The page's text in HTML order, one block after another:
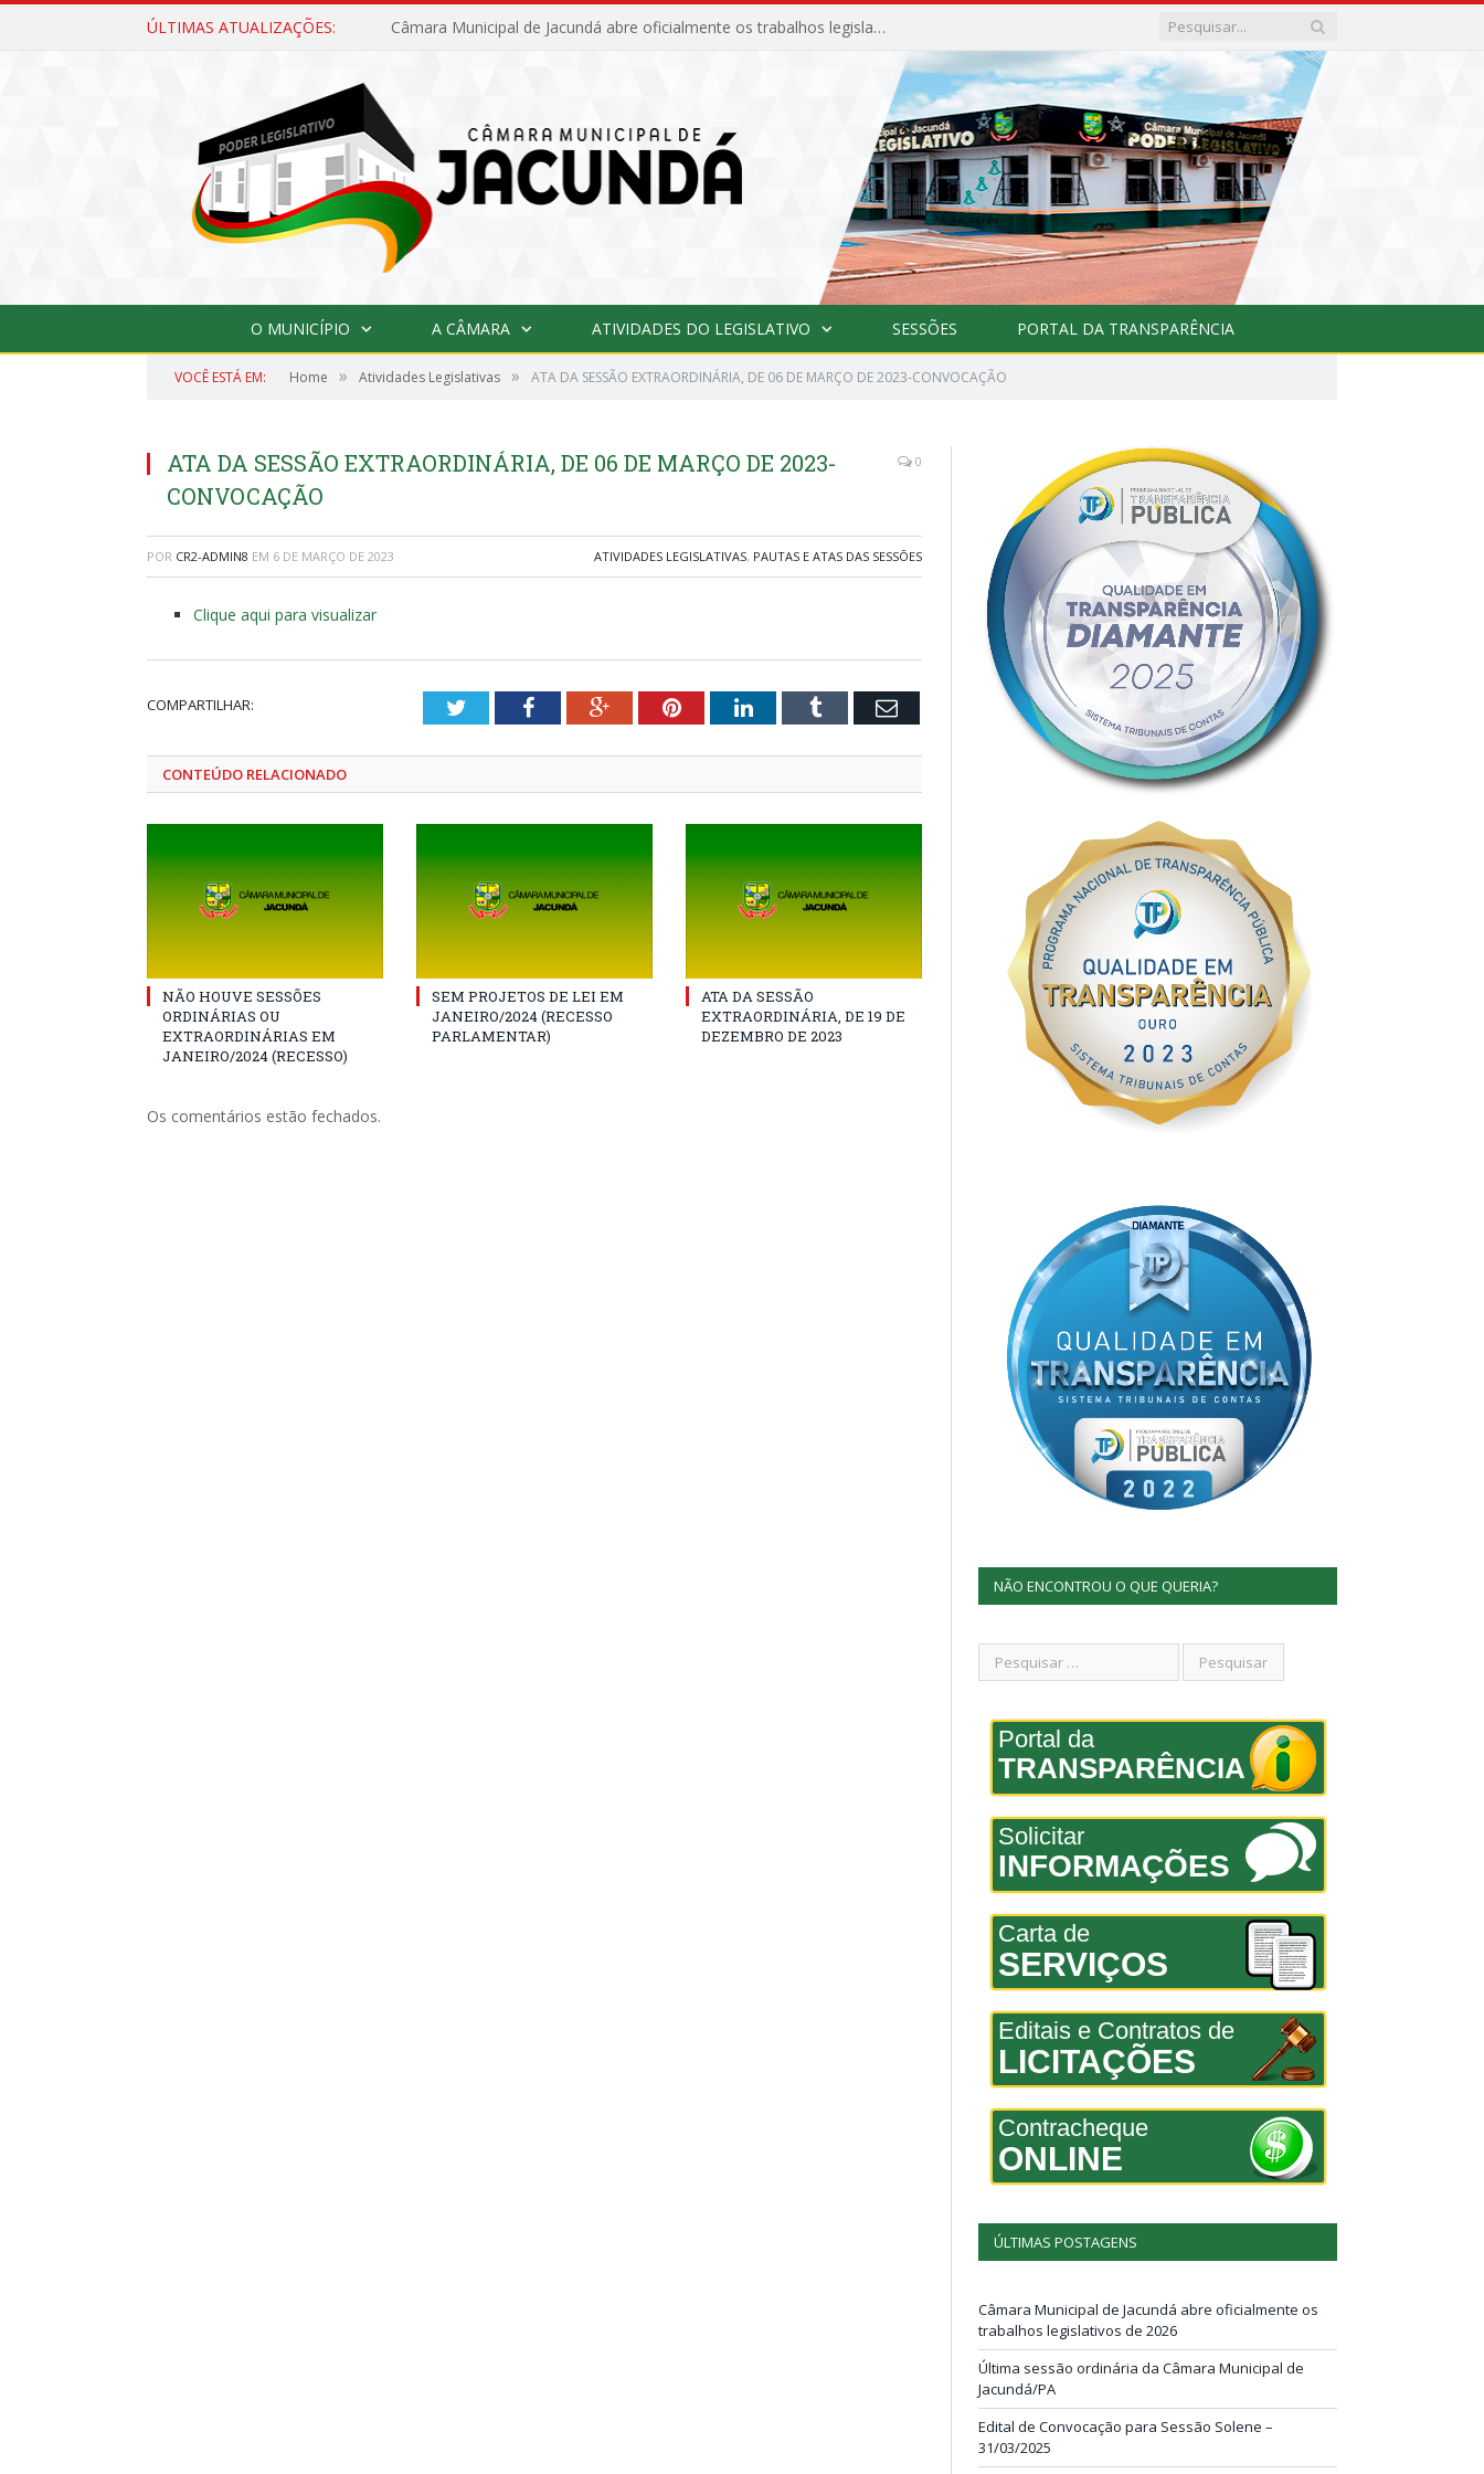
ÚLTIMAS ATUALIZAÇÕES: Câmara Municipal de Jacundá abre oficialmente os trabalhos legislativos de 2026
O MUNICÍPIO A CÂMARA ATIVIDADES DO LEGISLATIVO SESSÕES PORTAL DA TRANSPARÊNCIA
VOCÊ ESTÁ EM: Home » Atividades Legislativas » ATA DA SESSÃO EXTRAORDINÁRIA, DE 06 DE MARÇO DE 2023-CONVOCAÇÃO
ATA DA SESSÃO EXTRAORDINÁRIA, DE 06 DE MARÇO DE 2023-
CONVOCAÇÃO
0
POR CR2-ADMIN8 EM 6 DE MARÇO DE 2023 ATIVIDADES LEGISLATIVAS, PAUTAS E ATAS DAS SESSÕES
Clique aqui para visualizar
COMPARTILHAR: TwitterFacebookGoogle+PinterestLinkedInTumblr Email
CONTEÚDO RELACIONADO
NÃO HOUVE SESSÕES
ORDINÁRIAS OU
EXTRAORDINÁRIAS EM
JANEIRO/2024 (RECESSO)
SEM PROJETOS DE LEI EM
JANEIRO/2024 (RECESSO
PARLAMENTAR)
ATA DA SESSÃO
EXTRAORDINÁRIA, DE 19 DE
DEZEMBRO DE 2023
Os comentários estão fechados.
NÃO ENCONTROU O QUE QUERIA?
Portal da
TRANSPARÊNCIA
Solicitar
INFORMAÇÕES
Carta de
SERVIÇOS
Editais e Contratos de
LICITAÇÕES
Contracheque
ONLINE
ÚLTIMAS POSTAGENS
Câmara Municipal de Jacundá abre oficialmente os
trabalhos legislativos de 2026
Última sessão ordinária da Câmara Municipal de
Jacundá/PA
Edital de Convocação para Sessão Solene –
31/03/2025